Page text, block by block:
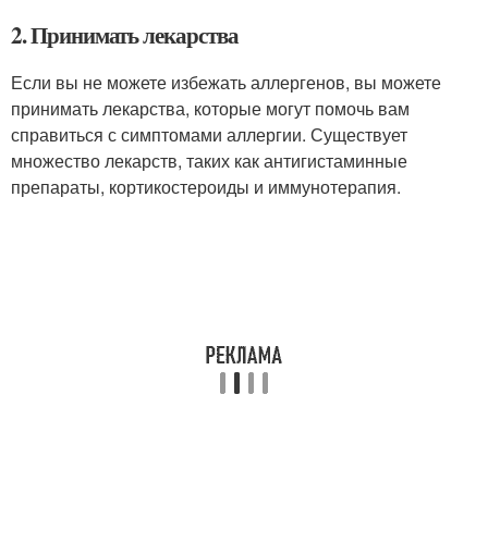
2. Принимать лекарства
Если вы не можете избежать аллергенов, вы можете
принимать лекарства, которые могут помочь вам
справиться с симптомами аллергии. Существует
множество лекарств, таких как антигистаминные
препараты, кортикостероиды и иммунотерапия.